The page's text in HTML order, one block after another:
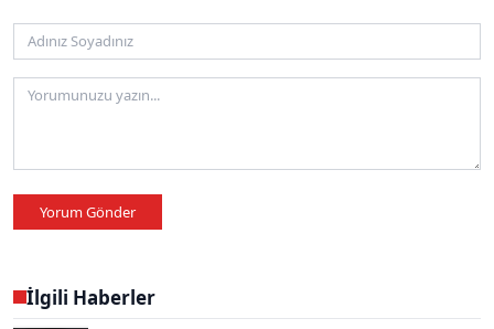
Yorum Gönder
İlgili Haberler